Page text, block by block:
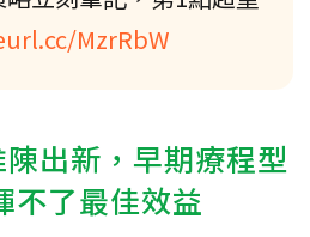
MzrRbW
出新，早期療程型
不了最佳效益